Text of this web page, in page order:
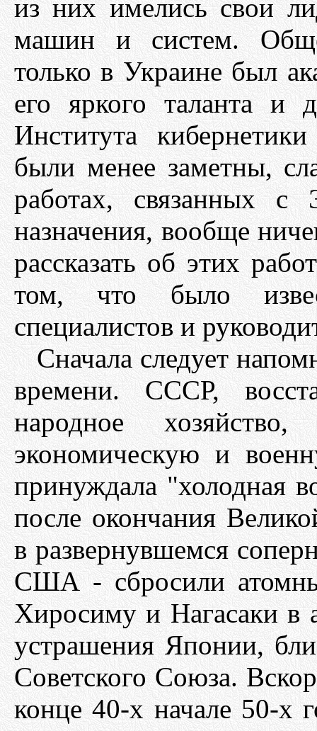
из них имелись свои
машин и систем.
только в Украине был
его яркого таланта и
Института
были менее заметны,
работах, связанных
назначения, вообще
рассказать об этих
том, что было
специалистов и
Сначала следует
времени. СССР,
народное
экономическую и
принуждала "холодная
после окончания
в развернувшемся
США - сбросили
Хиросиму и Нагасаки в
устрашения Японии,
Советского Союза.
конце 40-х начале 50-х